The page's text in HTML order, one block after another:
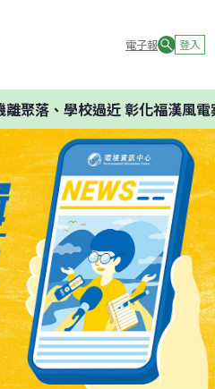
電子報 登入
聚落、學校過近 彰化福漢風電